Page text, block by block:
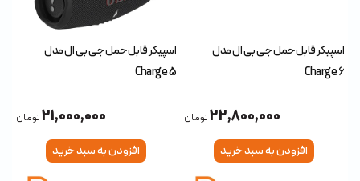
اسپیکر قابل حمل جی بی ال مدل
Charge 6
22,800,000تومان
افزودن به سبد خرید
اسپیکر قابل حمل جی بی ال مدل
Charge 5
21,000,000تومان
افزودن به سبد خرید